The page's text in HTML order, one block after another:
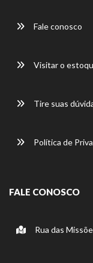
Fale conosco
Visitar o
Tire suas
Política de
FALE CONOSCO
Rua das